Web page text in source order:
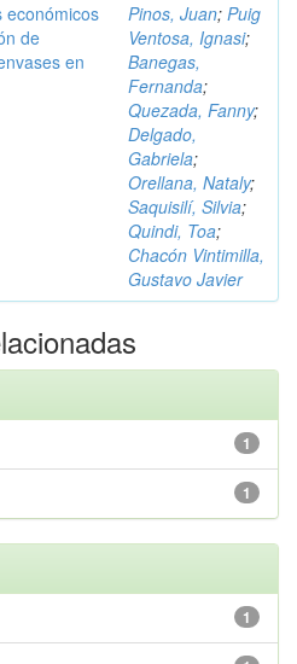
económicos
de
en
Pinos, Juan; Puig
Ventosa, Ignasi;
Banegas,
Fernanda;
Quezada, Fanny;
Delgado,
Gabriela;
Orellana, Nataly;
Saquisilí, Silvia;
Quindi, Toa;
Chacón Vintimilla,
Gustavo Javier
1
1
1